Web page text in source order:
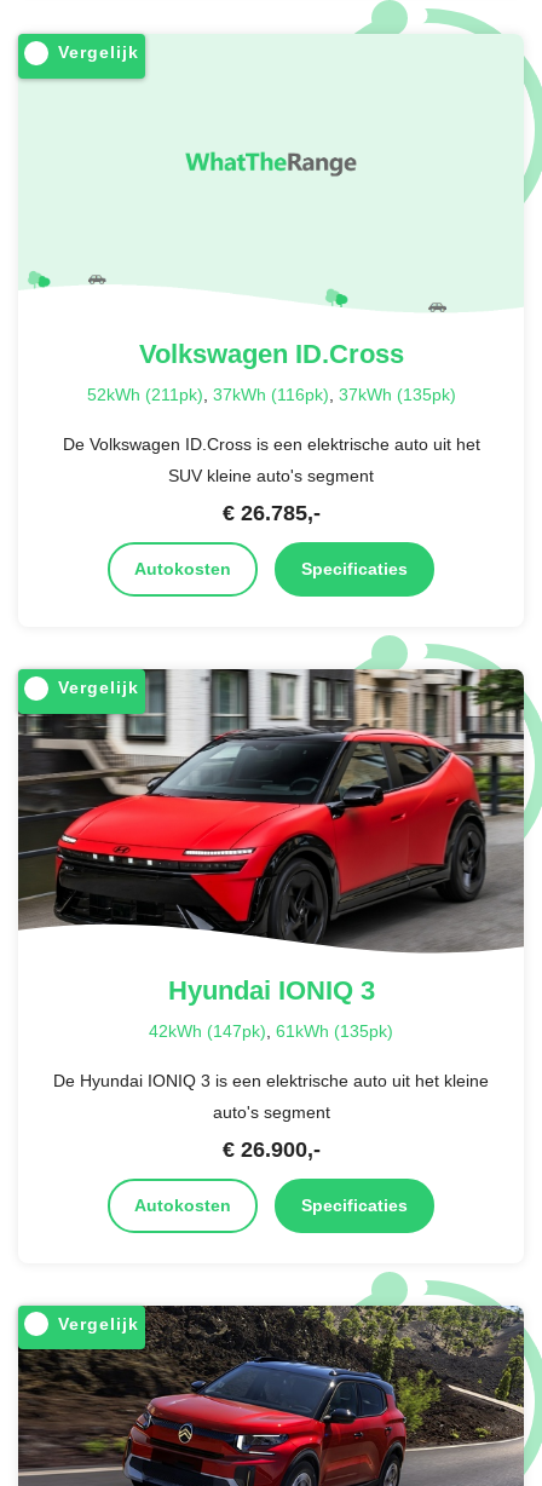
Vergelijk
Volkswagen ID.Cross
52kWh (211pk), 37kWh (116pk), 37kWh (135pk)
De Volkswagen ID.Cross is een elektrische auto uit het
SUV kleine auto's segment
€ 26.785,-
Autokosten Specificaties
Vergelijk
Hyundai IONIQ 3
42kWh (147pk), 61kWh (135pk)
De Hyundai IONIQ 3 is een elektrische auto uit het kleine
auto's segment
€ 26.900,-
Autokosten Specificaties
Vergelijk